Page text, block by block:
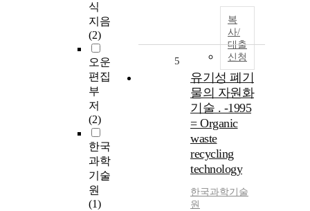
식
지음
(2)
오운
편집
부
저
(2)
한국
과학
기술
원
(1)
복
사/
대출
신청
5
유기성 폐기
물의 자원화
기술 . -1995
= Organic
waste
recycling
technology
한국과학기술
원